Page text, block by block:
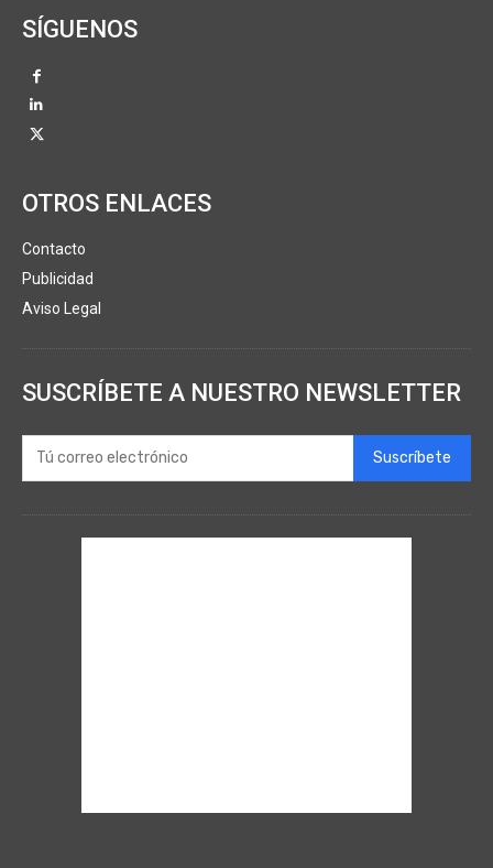
SÍGUENOS
OTROS ENLACES
Contacto
Publicidad
Aviso Legal
SUSCRÍBETE A NUESTRO NEWSLETTER
Suscríbete